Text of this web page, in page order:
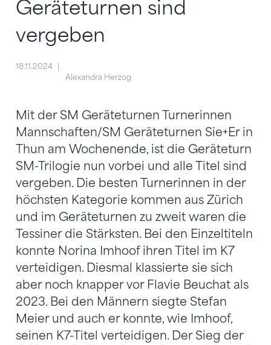
Geräteturnen sind
vergeben
18.11.2024
Alexandra Herzog
Mit der SM Geräteturnen Turnerinnen
Mannschaften/SM Geräteturnen Sie+Er in
Thun am Wochenende, ist die Geräteturn
SM-Trilogie nun vorbei und alle Titel sind
vergeben. Die besten Turnerinnen in der
höchsten Kategorie kommen aus Zürich
und im Geräteturnen zu zweit waren die
Tessiner die Stärksten. Bei den Einzeltiteln
konnte Norina Imhoof ihren Titel im K7
verteidigen. Diesmal klassierte sie sich
aber noch knapper vor Flavie Beuchat als
2023. Bei den Männern siegte Stefan
Meier und auch er konnte, wie Imhoof,
seinen K7-Titel verteidigen. Der Sieg der